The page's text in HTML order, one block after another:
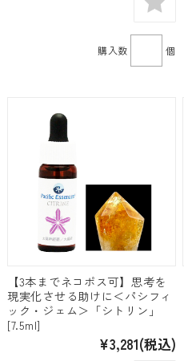
購入数 個
【3本までネコポス可】思考を
現実化させる助けに＜パシフィ
ック・ジェム＞「シトリン」
[7.5ml]
¥3,281(税込)